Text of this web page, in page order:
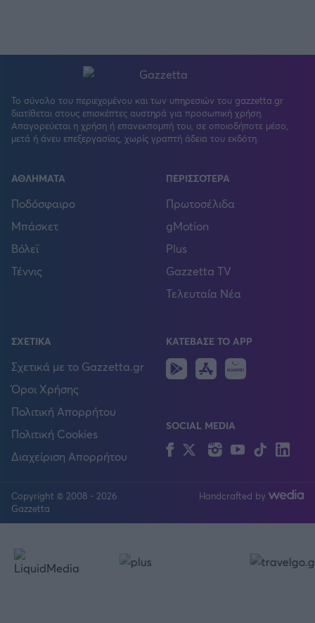
Το σύνολο του περιεχομένου και των υπηρεσιών του gazzetta.gr
διατίθεται στους επισκέπτες αυστηρά για προσωπική χρήση.
Απαγορεύεται η χρήση ή επανεκπομπή του, σε οποιοδήποτε μέσο,
μετά ή άνευ επεξεργασίας, χωρίς γραπτή άδεια του εκδότη.
ΑΘΛΗΜΑΤΑ
Ποδόσφαιρο
Μπάσκετ
Βόλεϊ
Τέννις
ΠΕΡΙΣΣΟΤΕΡΑ
Πρωτοσέλιδα
gMotion
Plus
Gazzetta TV
Τελευταία Νέα
ΣΧΕΤΙΚΑ
Σχετικά με το Gazzetta.gr
Όροι Χρήσης
Πολιτική Απορρήτου
Πολιτική Cookies
Διαχείριση Απορρήτου
ΚΑΤΕΒΑΣΕ ΤΟ APP
Android
IOS
SOCIAL MEDIA
FacebookTwitterInstagram
YouTubeTikTok
Copyright © 2008 - 2026
Gazzetta
Handcrafted by